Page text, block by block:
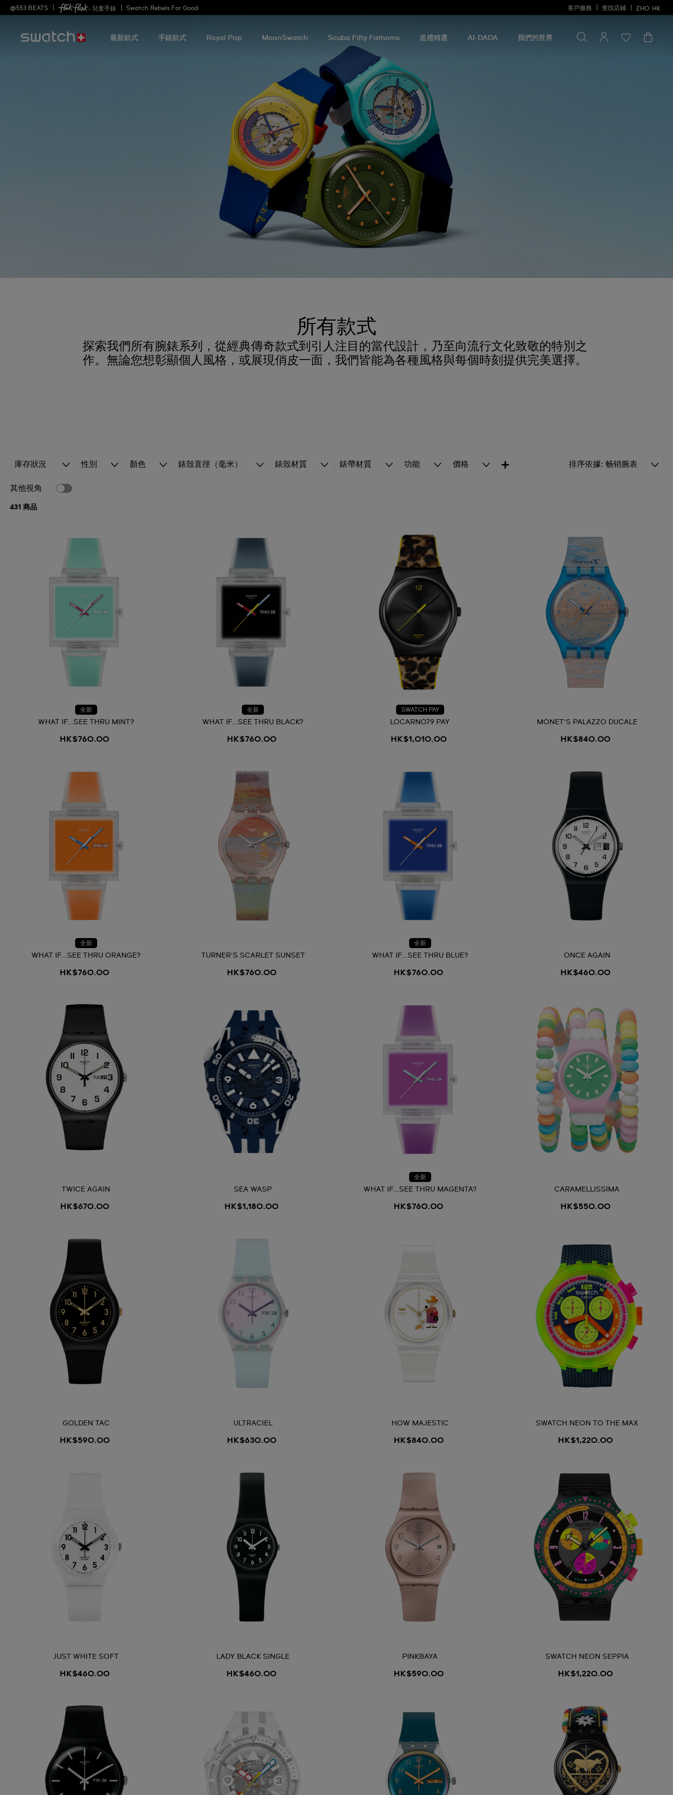
@553 BEATS - 兒童手錶 Swatch Rebels For Good 客戶服務 查找店鋪 ZHO HK
最新款式 手錶款式 Royal Pop MoonSwatch Scuba Fifty Fathoms 送禮精選 AI-DADA 我們的世界
找
一
尋找一些
所有款式
探索我們所有腕錶系列，從經典傳奇款式到引人注目的當代設計，乃至向流行文化致敬的特別之
作。無論您想彰顯個人風格，或展現俏皮一面，我們皆能為各種風格與每個時刻提供完美選擇。
庫存狀況 性別 顏色 錶殼直徑（毫米） 錶殼材質 錶帶材質 功能 價格 排序依據 畅销腕表
其他視角
431 商品
全新
WHAT IF...SEE THRU MINT?
HK$760.00
全新
WHAT IF...SEE THRU BLACK?
HK$760.00
SWATCH PAY
LOCARNO79 PAY
HK$1,010.00
MONET'S PALAZZO DUCALE
HK$840.00
全新
WHAT IF...SEE THRU ORANGE?
HK$760.00
TURNER'S SCARLET SUNSET
HK$760.00
全新
WHAT IF...SEE THRU BLUE?
HK$760.00
ONCE AGAIN
HK$460.00
TWICE AGAIN
HK$670.00
SEA WASP
HK$1,180.00
全新
WHAT IF...SEE THRU MAGENTA?
HK$760.00
CARAMELLISSIMA
HK$550.00
GOLDEN TAC
HK$590.00
ULTRACIEL
HK$630.00
HOW MAJESTIC
HK$840.00
SWATCH NEON TO THE MAX
HK$1,220.00
JUST WHITE SOFT
HK$460.00
LADY BLACK SINGLE
HK$460.00
PINKBAYA
HK$590.00
SWATCH NEON SEPPIA
HK$1,220.00